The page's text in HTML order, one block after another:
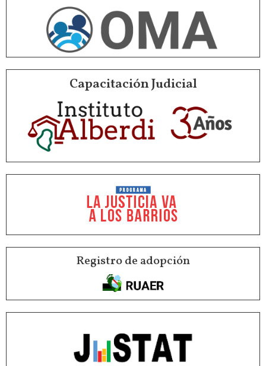
Capacitación Judicial
Registro de adopción